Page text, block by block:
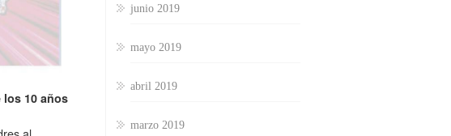
10 años
junio 2019
mayo 2019
abril 2019
marzo 2019